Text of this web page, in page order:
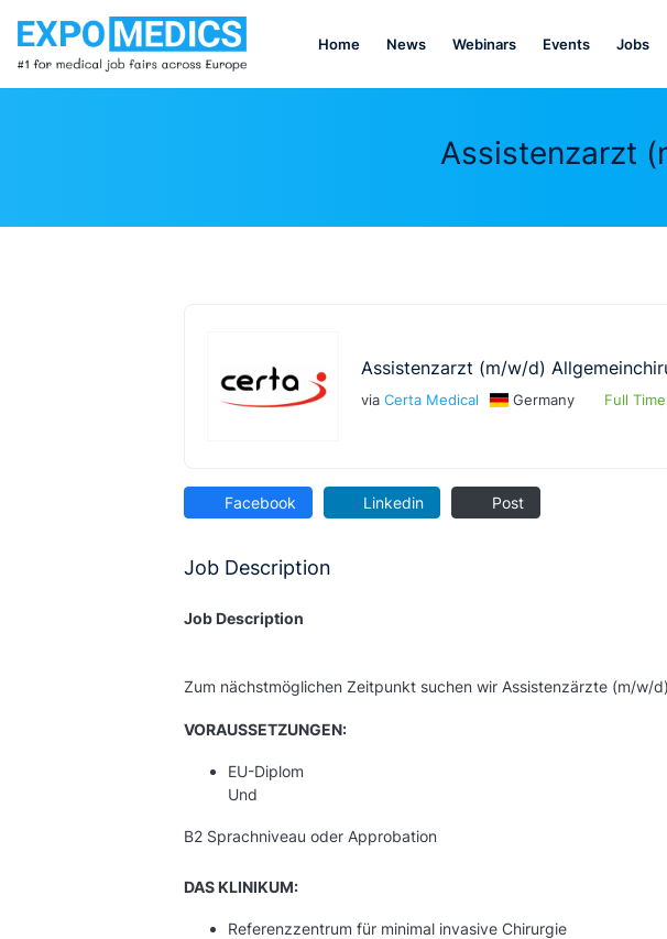
Home News Webinars Events Jobs
Assistenzarzt
Assistenzarzt (m/w/d)
via Certa Medical Germany Full Time
Facebook Linkedin Post
Job Description
Job Description
Zum nächstmöglichen Zeitpunkt suchen wir Assistenzärzte (m/w/
VORAUSSETZUNGEN:
EU-Diplom
Und
B2 Sprachniveau oder Approbation
DAS KLINIKUM:
Referenzzentrum für minimal invasive Chirurgie